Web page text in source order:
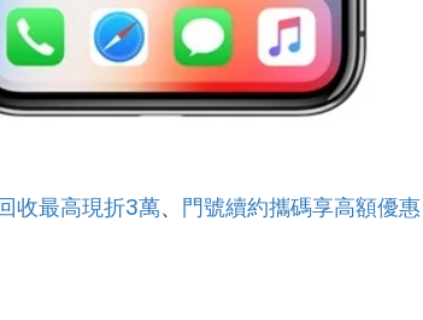
收最高現折3萬、 門號續約攜碼享高額優惠